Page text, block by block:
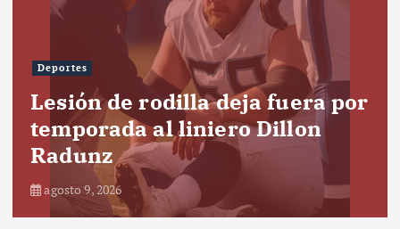
Deportes
Lesión de rodilla deja fuera por
temporada al liniero Dillon
Radunz
agosto 9, 2026